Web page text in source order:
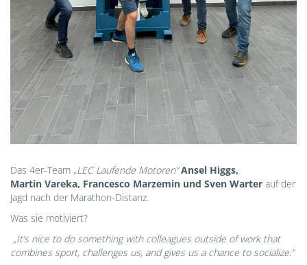
Das 4er-Team „LEC Laufende Motoren“Ansel Higgs,
Martin Vareka, Francesco Marzemin und Sven Warter auf der
Jagd nach der Marathon-Distanz.
Was sie motiviert?
„It’s nice to do something with colleagues outside of work that
combines sport, challenges us, and gives us a chance to socialize.“